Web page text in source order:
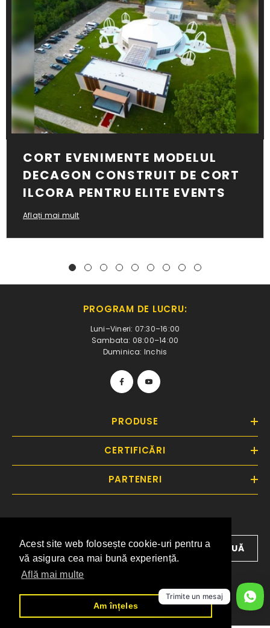
Acest site web folosește cookie-uri pentru a
vă asigura cea mai bună experiență.
Află mai multe
Am înțeles
Acest site web folosește cookie-uri pentru a
vă asigura cea mai bună experiență.
Află mai multe
Am înțeles
CORT EVENIMENTE MODELUL
DECAGON CONSTRUIT DE CORT
ILCORA PENTRU ELITE EVENTS
Aflați mai mult
PROGRAM DE LUCRU:
Luni–Vineri: 07:30–16:00
Sambata: 08:00–14:00
Duminica: Inchis
PRODUSE
CERTIFICĂRI
PARTENERI
CONTINUĂ
Copyright © 2025, Cort Ilcora.
Trimite un mesaj